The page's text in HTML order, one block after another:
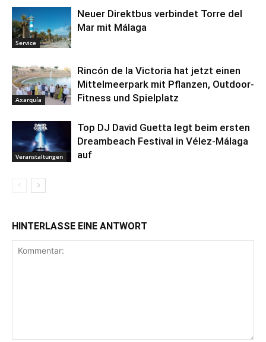
Service
Neuer Direktbus verbindet Torre del
Mar mit Málaga
Axarquía
Rincón de la Victoria hat jetzt einen
Mittelmeerpark mit Pflanzen, Outdoor-
Fitness und Spielplatz
Veranstaltungen
Top DJ David Guetta legt beim ersten
Dreambeach Festival in Vélez-Málaga
auf
HINTERLASSE EINE ANTWORT